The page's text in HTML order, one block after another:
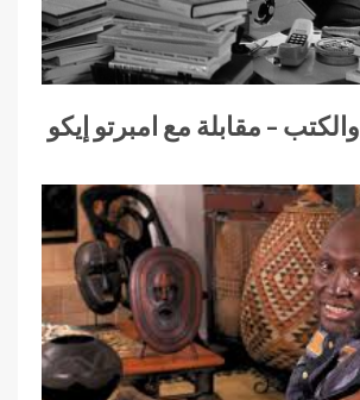
– مقابلة مع امبرتو إيكو